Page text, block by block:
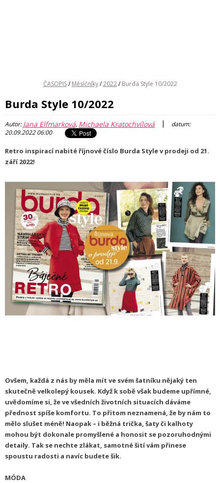
ČASOPIS / Měsíčníky / 2022 / Burda Style 10/2022
Burda Style 10/2022
Autor:Jana Elfmarková, Michaela Kratochvílová |
datum:
20.09.2022 06:00
Retro inspirací nabité říjnové číslo Burda Style v prodeji od 21.
září 2022!
Ovšem, každá z nás by měla mít ve svém šatníku nějaký ten
skutečně velkolepý kousek. Když k sobě však budeme upřímné,
uvědomíme si, že ve všedních životních situacích dáváme
přednost spíše komfortu. To přitom neznamená, že by nám to
mělo slušet méně! Naopak – i běžná trička, šaty či kalhoty
mohou být dokonale promyšlené a honosit se pozoruhodnými
detaily. Tak se nechte zlákat, samotné šití vám přinese
spoustu radosti a navíc budete šik.
MÓDA